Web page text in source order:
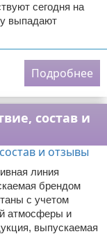
сегодня на
выпадают
Подробнее
состав и
линия
брендом
с учетом
атмосферы и
выпускаемая